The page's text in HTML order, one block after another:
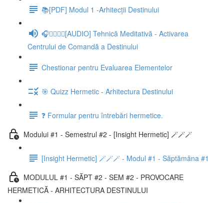
📚[PDF] Modul 1 -Arhitecții Destinului
🎧🧘‍♂️🧘‍♀️[AUDIO] Tehnică Meditativă - Activarea
Centrului de Comandă a Destinului
Chestionar pentru Evaluarea Elementelor
🎯 Quizz Hermetic - Arhitectura Destinului
❓ Formular pentru întrebări hermetice.
Modului #1 - Semestrul #2 - [Insight Hermetic] 🪄🪄🪄
[Insight Hermetic] 🪄🪄🪄 - Modul #1 - Săptămâna #1
MODULUL #1 - SĂPT #2 - SEM #2 - PROVOCARE
HERMETICĂ - ARHITECTURA DESTINULUI